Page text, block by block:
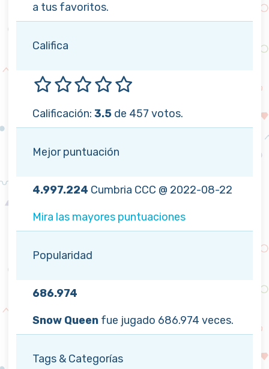
a tus favoritos.
Califica
Calificación: 3.5 de 457 votos.
Mejor puntuación
4.997.224 Cumbria CCC @ 2022-08-22
Mira las mayores puntuaciones
Popularidad
686.974
Snow Queen fue jugado 686.974 veces.
Tags & Categorías